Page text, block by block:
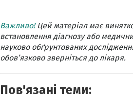
Важливо!Цей матеріал має
встановлення діагнозу або
науково обґрунтованих
обов’язково зверніться до лікаря.
Пов'язані теми: